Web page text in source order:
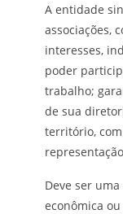
A entidade
associações,
interesses,
poder
trabalho;
de sua
território,
Deve ser
econômica